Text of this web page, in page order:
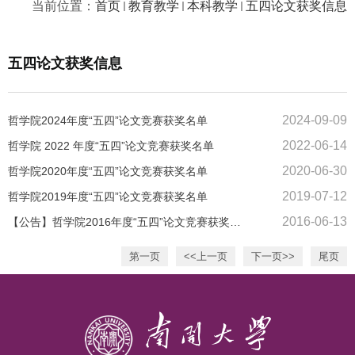
当前位置： 首页 教育教学 本科教学 五四论文获奖信息
五四论文获奖信息
哲学院2024年度“五四”论文竞赛获奖名单 2024-09-09
哲学院 2022 年度“五四”论文竞赛获奖名单 2022-06-14
哲学院2020年度“五四”论文竞赛获奖名单 2020-06-30
哲学院2019年度“五四”论文竞赛获奖名单 2019-07-12
2016-06-13
第一页 <<上一页 下一页>> 尾页